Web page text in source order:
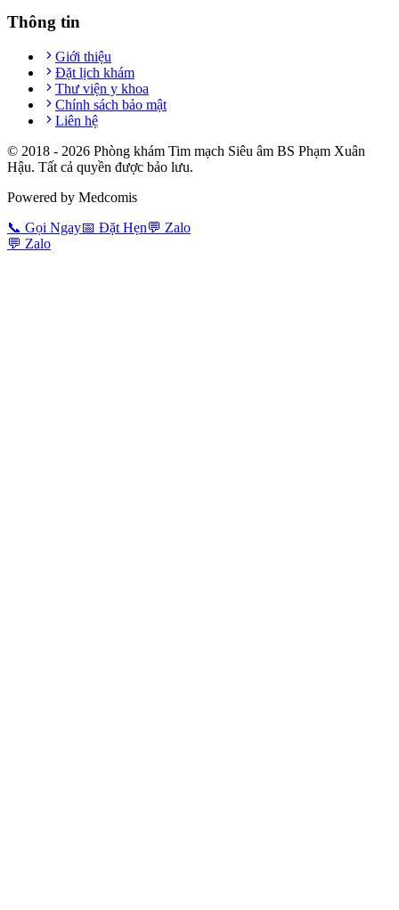
Thông tin
Giới thiệu
Đặt lịch khám
Thư viện y khoa
Chính sách bảo mật
Liên hệ
© 2018 - 2026 Phòng khám Tim mạch Siêu âm BS Phạm Xuân
Hậu. Tất cả quyền được bảo lưu.
Powered by Medcomis
📞 Gọi Ngay📅 Đặt Hẹn💬 Zalo
💬 Zalo